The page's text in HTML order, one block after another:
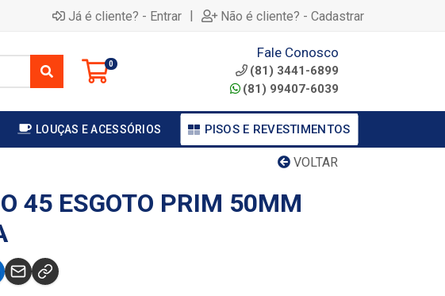
Já é cliente? - Entrar | Não é cliente? - Cadastrar
0
Fale Conosco
(81) 3441-6899
(81) 99407-6039
LOUÇAS E ACESSÓRIOS PISOS E REVESTIMENTOS
VOLTAR
45 ESGOTO PRIM 50MM